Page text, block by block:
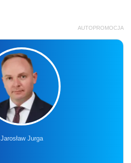
AUTOPROMOCJA
Jarosław Jurga